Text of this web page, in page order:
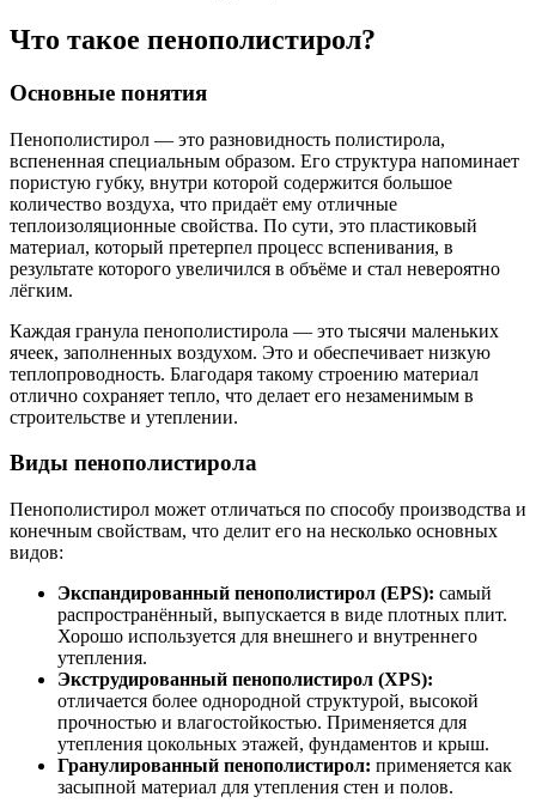
Что такое пенополистирол?
Основные понятия
Пенополистирол — это разновидность полистирола,
вспененная специальным образом. Его структура напоминает
пористую губку, внутри которой содержится большое
количество воздуха, что придаёт ему отличные
теплоизоляционные свойства. По сути, это пластиковый
материал, который претерпел процесс вспенивания, в
результате которого увеличился в объёме и стал невероятно
лёгким.
Каждая гранула пенополистирола — это тысячи маленьких
ячеек, заполненных воздухом. Это и обеспечивает низкую
теплопроводность. Благодаря такому строению материал
отлично сохраняет тепло, что делает его незаменимым в
строительстве и утеплении.
Виды пенополистирола
Пенополистирол может отличаться по способу производства и
конечным свойствам, что делит его на несколько основных
видов:
Экспандированный пенополистирол (EPS): самый
распространённый, выпускается в виде плотных плит.
Хорошо используется для внешнего и внутреннего
утепления.
Экструдированный пенополистирол (XPS):
отличается более однородной структурой, высокой
прочностью и влагостойкостью. Применяется для
утепления цокольных этажей, фундаментов и крыш.
Гранулированный пенополистирол: применяется как
засыпной материал для утепления стен и полов.